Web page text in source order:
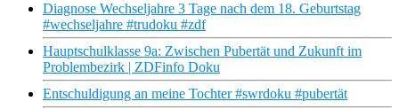
Diagnose Wechseljahre 3 Tage nach dem 18. Geburtstag
#wechseljahre #trudoku #zdf
Hauptschulklasse 9a: Zwischen Pubertät und Zukunft im
Problembezirk | ZDFinfo Doku
Entschuldigung an meine Tochter #swrdoku #pubertät